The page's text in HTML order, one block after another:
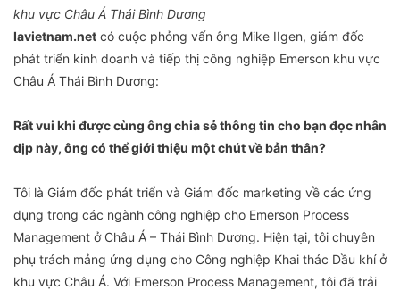
khu vực Châu Á Thái Bình Dương
Iavietnam.net có cuộc phỏng vấn ông Mike IIgen, giám đốc
phát triển kinh doanh và tiếp thị công nghiệp Emerson khu vực
Châu Á Thái Bình Dương:
Rất vui khi được cùng ông chia sẻ thông tin cho bạn đọc nhân
dịp này, ông có thể giới thiệu một chút về bản thân?
Tôi là Giám đốc phát triển và Giám đốc marketing về các ứng
dụng trong các ngành công nghiệp cho Emerson Process
Management ở Châu Á – Thái Bình Dương. Hiện tại, tôi chuyên
phụ trách mảng ứng dụng cho Công nghiệp Khai thác Dầu khí ở
khu vực Châu Á. Với Emerson Process Management, tôi đã trải